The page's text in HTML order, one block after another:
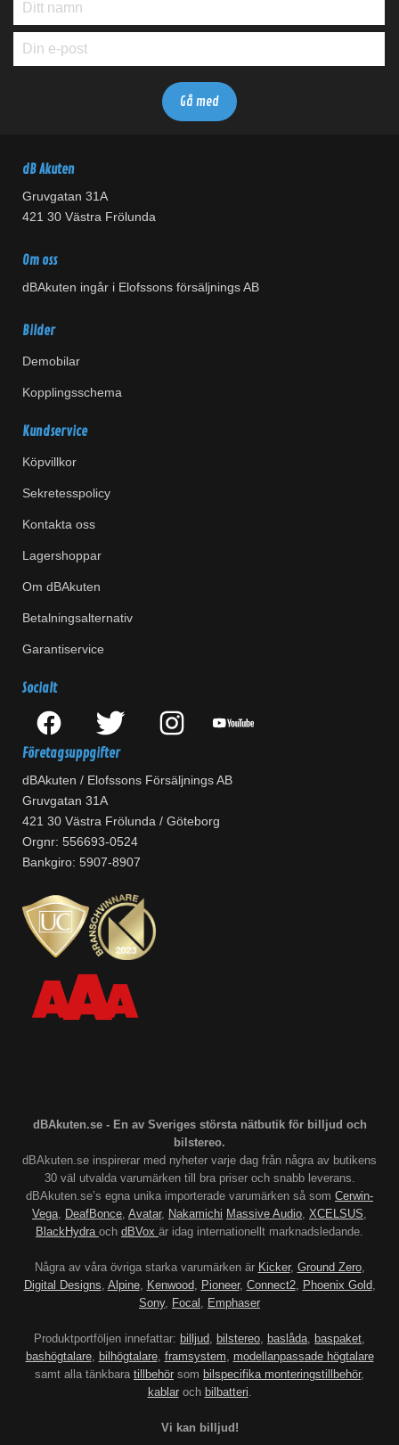
dB Akuten
Gruvgatan 31A
421 30 Västra Frölunda
Om oss
dBAkuten ingår i Elofssons försäljnings AB
Bilder
Demobilar
Kopplingsschema
Kundservice
Köpvillkor
Sekretesspolicy
Kontakta oss
Lagershoppar
Om dBAkuten
Betalningsalternativ
Garantiservice
Socialt
Företagsuppgifter
dBAkuten / Elofssons Försäljnings AB
Gruvgatan 31A
421 30 Västra Frölunda / Göteborg
Orgnr: 556693-0524
Bankgiro: 5907-8907
dBAkuten.se - En av Sveriges största nätbutik för billjud och
bilstereo.
dBAkuten.se inspirerar med nyheter varje dag från några av butikens
30 väl utvalda varumärken till bra priser och snabb leverans.
dBAkuten.se’s egna unika importerade varumärken så som Cerwin-
Vega, DeafBonce, Avatar, Nakamichi Massive Audio, XCELSUS,
BlackHydra och dBVox är idag internationellt marknadsledande.
Några av våra övriga starka varumärken är Kicker, Ground Zero,
Digital Designs, Alpine, Kenwood, Pioneer, Connect2, Phoenix Gold,
Sony, Focal , Emphaser
Produktportföljen innefattar: billjud, bilstereo, baslåda, baspaket,
bashögtalare, bilhögtalare, framsystem, modellanpassade högtalare
samt alla tänkbara tillbehör som bilspecifika monteringstillbehör,
kablaroch bilbatteri.
Vi kan billjud!